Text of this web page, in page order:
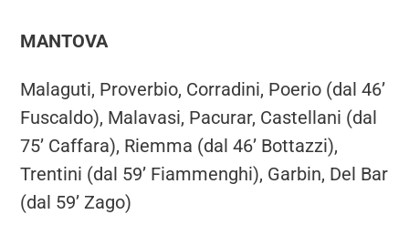
MANTOVA
Malaguti, Proverbio, Corradini, Poerio (dal 46’
Fuscaldo), Malavasi, Pacurar, Castellani (dal
75’ Caffara), Riemma (dal 46’ Bottazzi),
Trentini (dal 59’ Fiammenghi), Garbin, Del Bar
(dal 59’ Zago)